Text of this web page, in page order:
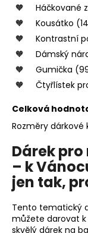
Háčkované
Kousátko
Kontrastní
Dámský
Gumička
Čtyřlístek
Celková
Rozměry dárkové
Dárek
– k
jen tak,
Tento tematický
můžete darovat
skvělý dárek na